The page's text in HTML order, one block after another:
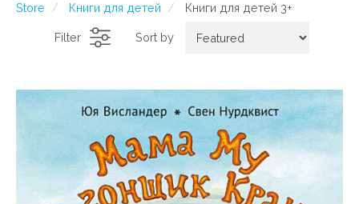
Store Книги для детей Книги для детей 3+
Filter Sort by